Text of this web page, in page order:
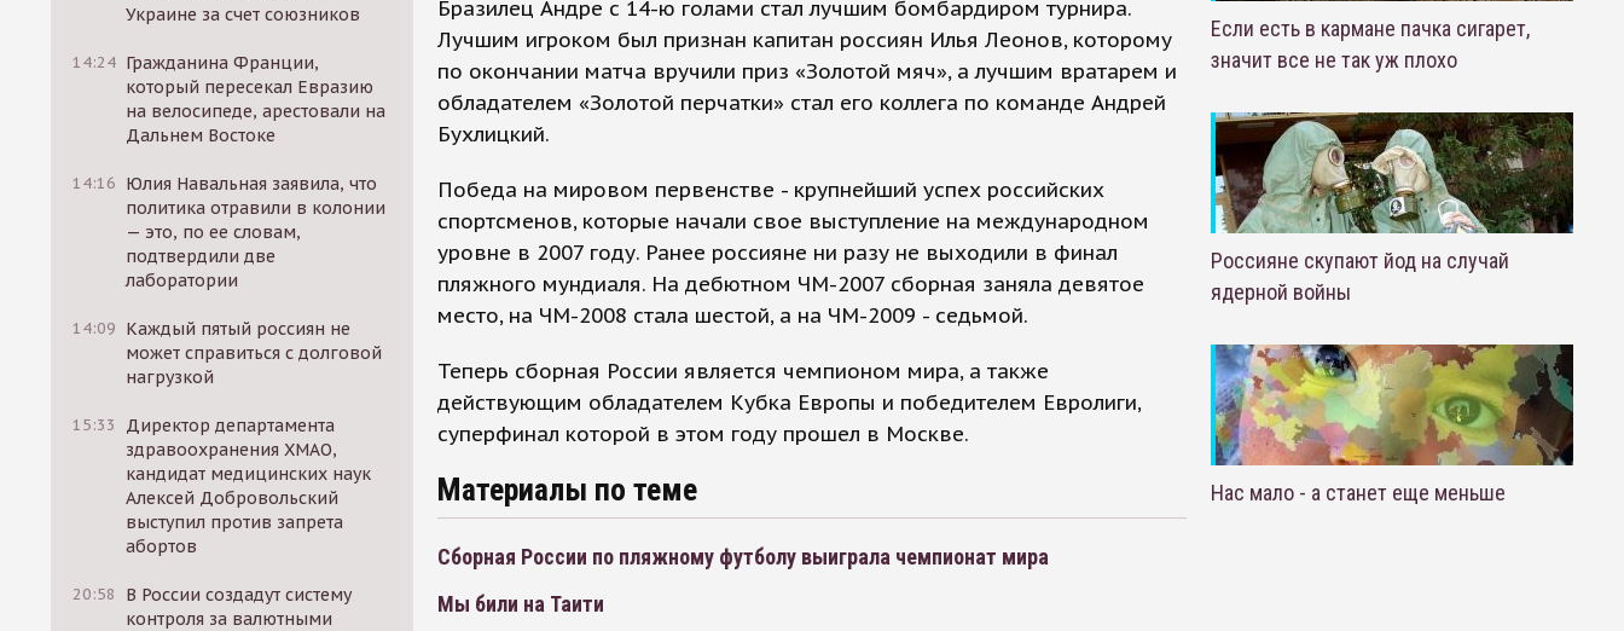
Украине за счет союзников
14:24 Гражданина Франции,
который пересекал Евразию
на велосипеде, арестовали на
Дальнем Востоке
14:16 Юлия Навальная заявила, что
политика отравили в колонии
— это, по ее словам,
подтвердили две
лаборатории
14:09 Каждый пятый россиян не
может справиться с долговой
нагрузкой
15:33
Директор департамента
здравоохранения ХМАО,
кандидат медицинских наук
Алексей Добровольский
выступил против запрета
абортов
20:58
В России создадут систему
контроля за валютными
Бразилец Андре с 14-ю голами стал лучшим бомбардиром турнира.
Лучшим игроком был признан капитан россиян Илья Леонов, которому
по окончании матча вручили приз «Золотой мяч», а лучшим вратарем и
обладателем «Золотой перчатки» стал его коллега по команде Андрей
Бухлицкий.
Победа на мировом первенстве - крупнейший успех российских
спортсменов, которые начали свое выступление на международном
уровне в 2007 году. Ранее россияне ни разу не выходили в финал
пляжного мундиаля. На дебютном ЧМ-2007 сборная заняла девятое
место, на ЧМ-2008 стала шестой, а на ЧМ-2009 - седьмой.
Теперь сборная России является чемпионом мира, а также
действующим обладателем Кубка Европы и победителем Евролиги,
суперфинал которой в этом году прошел в Москве.
Материалы по теме
Сборная России по пляжному футболу выиграла чемпионат мира
Мы били на Таити
Если есть в кармане пачка сигарет,
значит все не так уж плохо
Россияне скупают йод на случай
ядерной войны
Нас мало - а станет еще меньше